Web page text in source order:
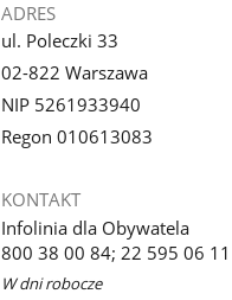
ADRES
ul. Poleczki 33
02-822 Warszawa
NIP 5261933940
Regon 010613083
KONTAKT
Infolinia dla Obywatela
800 38 00 84; 22 595 06 11
W dni robocze